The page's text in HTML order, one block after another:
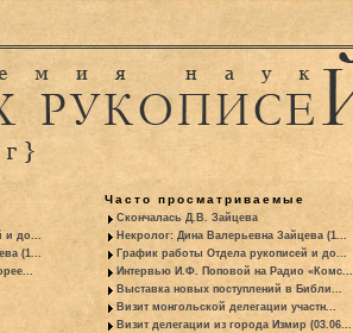
и до...
(1...
Часто просматриваемые
Скончалась Д.В. Зайцева
Некролог: Дина Валерьевна Зайцева (1...
График работы Отдела рукописей и до...
Интервью И.Ф. Поповой на Радио «Комс...
Выставка новых поступлений в Библи...
Визит монгольской делегации участн...
Визит делегации из города Измир (03.06...